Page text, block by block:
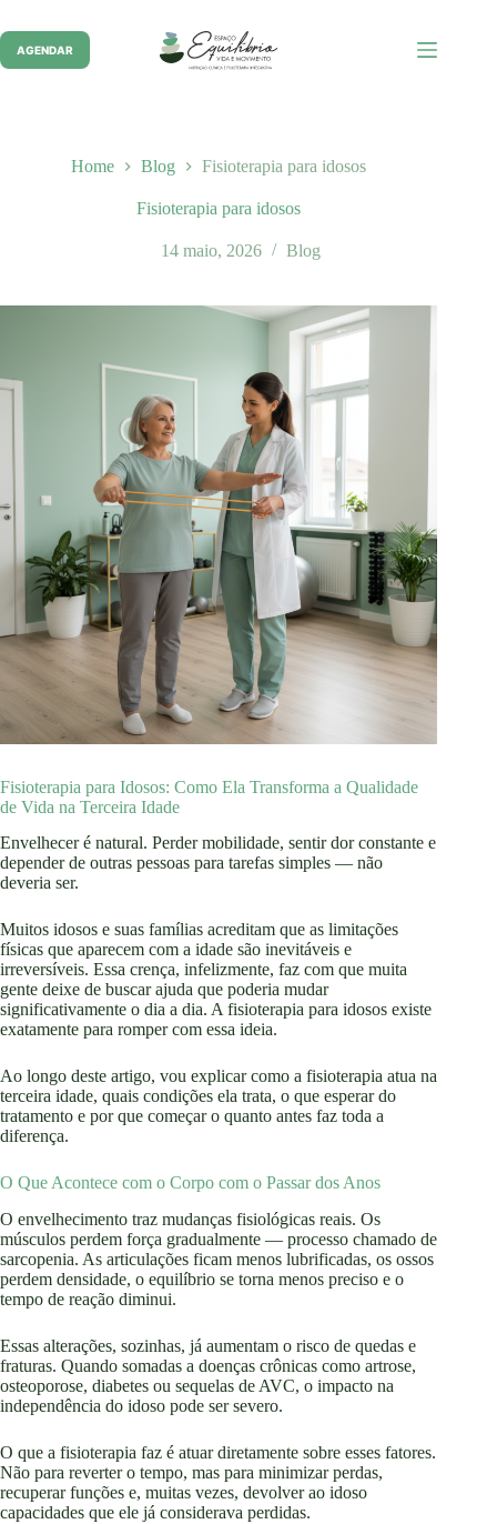
para
conteúdo
AGENDAR
Home Blog Fisioterapia para idosos
Fisioterapia para idosos
14 maio, 2026 Blog
Fisioterapia para Idosos: Como Ela Transforma a Qualidade
de Vida na Terceira Idade
Envelhecer é natural. Perder mobilidade, sentir dor constante e
depender de outras pessoas para tarefas simples — não
deveria ser.
Muitos idosos e suas famílias acreditam que as limitações
físicas que aparecem com a idade são inevitáveis e
irreversíveis. Essa crença, infelizmente, faz com que muita
gente deixe de buscar ajuda que poderia mudar
significativamente o dia a dia. A fisioterapia para idosos existe
exatamente para romper com essa ideia.
Ao longo deste artigo, vou explicar como a fisioterapia atua na
terceira idade, quais condições ela trata, o que esperar do
tratamento e por que começar o quanto antes faz toda a
diferença.
O Que Acontece com o Corpo com o Passar dos Anos
O envelhecimento traz mudanças fisiológicas reais. Os
músculos perdem força gradualmente — processo chamado de
sarcopenia. As articulações ficam menos lubrificadas, os ossos
perdem densidade, o equilíbrio se torna menos preciso e o
tempo de reação diminui.
Essas alterações, sozinhas, já aumentam o risco de quedas e
fraturas. Quando somadas a doenças crônicas como artrose,
osteoporose, diabetes ou sequelas de AVC, o impacto na
independência do idoso pode ser severo.
O que a fisioterapia faz é atuar diretamente sobre esses fatores.
Não para reverter o tempo, mas para minimizar perdas,
recuperar funções e, muitas vezes, devolver ao idoso
capacidades que ele já considerava perdidas.